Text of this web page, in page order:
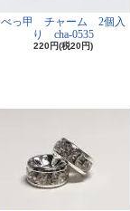
べっ甲 チャーム 2個入
り cha-0535
220円(税20円)